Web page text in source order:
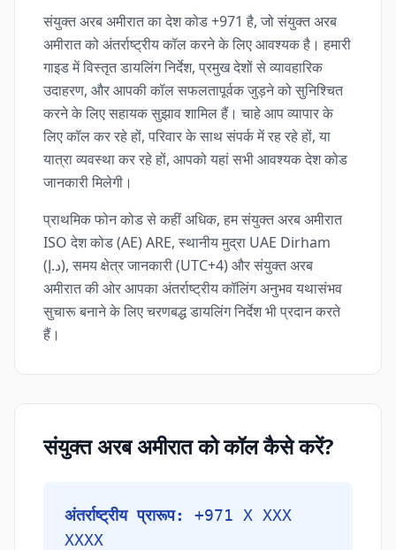
संयुक्त अरब अमीरात का देश कोड +971 है, जो संयुक्त अरब
अमीरात को अंतर्राष्ट्रीय कॉल करने के लिए आवश्यक है। हमारी
गाइड में विस्तृत डायलिंग निर्देश, प्रमुख देशों से व्यावहारिक
उदाहरण, और आपकी कॉल सफलतापूर्वक जुड़ने को सुनिश्चित
करने के लिए सहायक सुझाव शामिल हैं। चाहे आप व्यापार के
लिए कॉल कर रहे हों, परिवार के साथ संपर्क में रह रहे हों, या
यात्रा व्यवस्था कर रहे हों, आपको यहां सभी आवश्यक देश कोड
जानकारी मिलेगी।
प्राथमिक फोन कोड से कहीं अधिक, हम संयुक्त अरब अमीरात
ISO देश कोड (AE) ARE, स्थानीय मुद्रा UAE Dirham
(د.إ), समय क्षेत्र जानकारी (UTC+4) और संयुक्त अरब
अमीरात की ओर आपका अंतर्राष्ट्रीय कॉलिंग अनुभव यथासंभव
सुचारू बनाने के लिए चरणबद्ध डायलिंग निर्देश भी प्रदान करते
हैं।
संयुक्त अरब अमीरात को कॉल कैसे करें?
अंतर्राष्ट्रीय प्रारूप:
+971 X XXX
XXXX